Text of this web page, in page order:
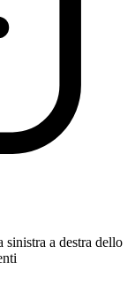
a destra dello